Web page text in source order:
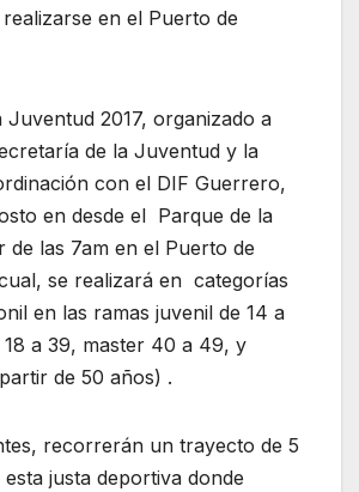
en el Puerto de
2017, organizado a
de la Juventud y la
con el DIF Guerrero,
en desde el Parque de la
de las 7am en el Puerto de
se realizará en categorías
en las ramas juvenil de 14 a
a 39, master 40 a 49, y
de 50 años) .
recorrerán un trayecto de 5
justa deportiva donde